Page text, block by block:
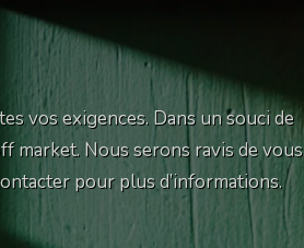
vos exigences. Dans un souci de
market. Nous serons ravis de vous
pour plus d’informations.